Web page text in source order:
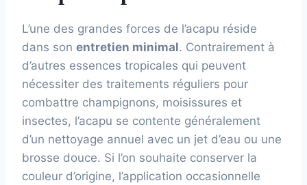
L’une des grandes forces de l’acapu réside
dans son entretien minimal. Contrairement à
d’autres essences tropicales qui peuvent
nécessiter des traitements réguliers pour
combattre champignons, moisissures et
insectes, l’acapu se contente généralement
d’un nettoyage annuel avec un jet d’eau ou une
brosse douce. Si l’on souhaite conserver la
couleur d’origine, l’application occasionnelle